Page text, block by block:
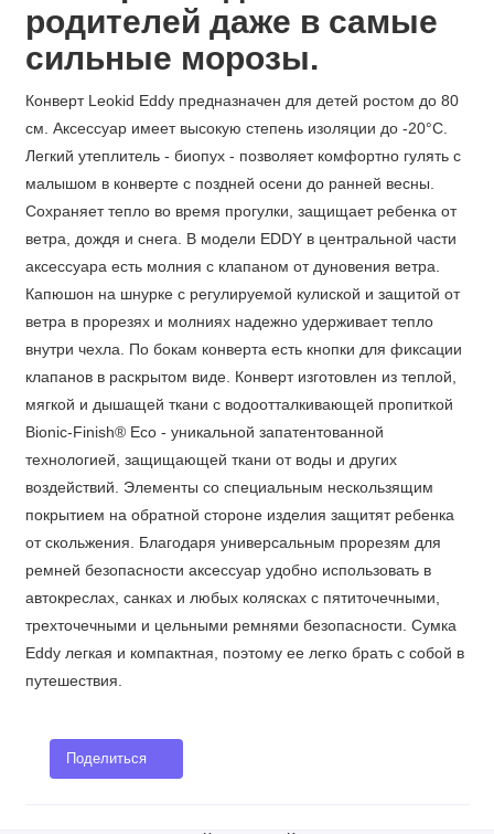
родителей даже в самые
сильные морозы.
Конверт Leokid Eddy предназначен для детей ростом до 80
см. Аксессуар имеет высокую степень изоляции до -20°С.
Легкий утеплитель - биопух - позволяет комфортно гулять с
малышом в конверте с поздней осени до ранней весны.
Сохраняет тепло во время прогулки, защищает ребенка от
ветра, дождя и снега. В модели EDDY в центральной части
аксессуара есть молния с клапаном от дуновения ветра.
Капюшон на шнурке с регулируемой кулиской и защитой от
ветра в прорезях и молниях надежно удерживает тепло
внутри чехла. По бокам конверта есть кнопки для фиксации
клапанов в раскрытом виде. Конверт изготовлен из теплой,
мягкой и дышащей ткани с водоотталкивающей пропиткой
Bionic-Finish® Eco - уникальной запатентованной
технологией, защищающей ткани от воды и других
воздействий. Элементы со специальным нескользящим
покрытием на обратной стороне изделия защитят ребенка
от скольжения. Благодаря универсальным прорезям для
ремней безопасности аксессуар удобно использовать в
автокреслах, санках и любых колясках с пятиточечными,
трехточечными и цельными ремнями безопасности. Сумка
Eddy легкая и компактная, поэтому ее легко брать с собой в
путешествия.
Поделиться